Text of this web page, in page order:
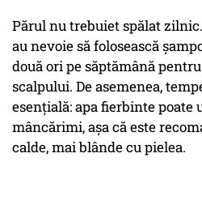
Părul nu trebuiet spălat
au nevoie să folosească
două ori pe săptămână
scalpului. De asemenea,
esențială: apa fierbinte poate
mâncărimi, așa că este
calde, mai blânde cu pielea.